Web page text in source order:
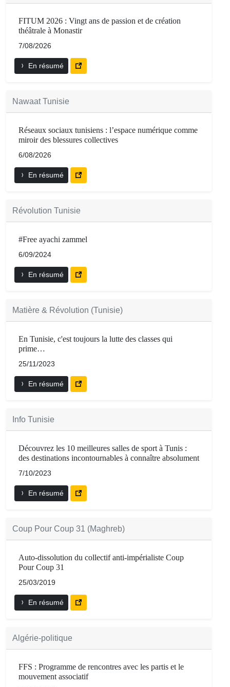
FITUM 2026 : Vingt ans de passion et de création
théâtrale à Monastir
7/08/2026
En résumé
Nawaat Tunisie
Réseaux sociaux tunisiens : l’espace numérique comme
miroir des blessures collectives
6/08/2026
En résumé
Révolution Tunisie
#Free ayachi zammel
6/09/2024
En résumé
Matière & Révolution (Tunisie)
En Tunisie, c'est toujours la lutte des classes qui
prime…
25/11/2023
En résumé
Info Tunisie
Découvrez les 10 meilleures salles de sport à Tunis :
des destinations incontournables à connaître absolument
7/10/2023
En résumé
Coup Pour Coup 31 (Maghreb)
Auto-dissolution du collectif anti-impérialiste Coup
Pour Coup 31
25/03/2019
En résumé
Algérie-politique
FFS : Programme de rencontres avec les partis et le
mouvement associatif